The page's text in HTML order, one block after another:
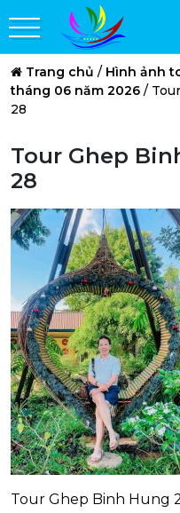
Trang chủ / Hình ảnh
tháng 06 năm 2026 /
28
Tour Ghep
28
Tour Ghep Binh Hung